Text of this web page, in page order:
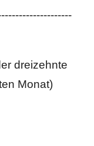
dreizehnte
Monat)